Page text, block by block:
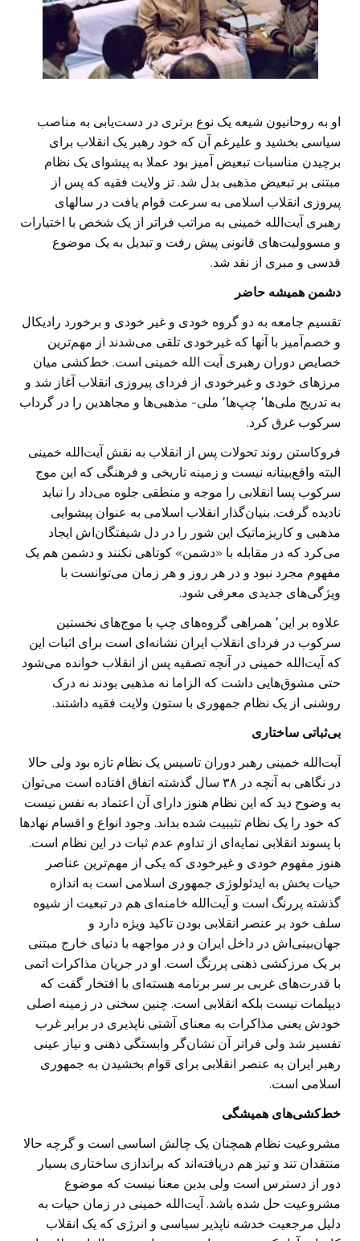
او به روحانیون شیعه یک نوع برتری در دست‌یابی به مناصب
سیاسی بخشید و علیرغم آن که خود رهبر یک انقلاب برای
برچیدن مناسبات تبعیض آمیز بود عملا به پیشوای یک نظام
مبتنی بر تبعیض مذهبی بدل شد. تز ولایت فقیه که پس از
پیروزی انقلاب اسلامی به سرعت قوام یافت در سالهای
رهبری آیت‌الله خمینی به مراتب فراتر از یک شخص با اختیارات
و مسوولیت‌های قانونی پیش رفت و تبدیل به یک موضوع
قدسی و مبری از نقد شد.
دشمن همیشه حاضر
تقسیم جامعه به دو گروه خودی و غیر خودی و برخورد رادیکال
و خصم‌آمیز با آنها که غیرخودی تلقی می‌شدند از مهم‌ترین
خصایص دوران رهبری آیت الله خمینی است. خط‌کشی‌ میان
مرزهای خودی و غیرخودی از فردای پیروزی انقلاب آغاز شد و
به تدریج ملی‌ها٬ چپ‌ها٬ ملی‌- مذهبی‌ها و مجاهدین را در گرداب
سرکوب غرق کرد.
فروکاستن روند تحولات پس از انقلاب به نقش آیت‌الله خمینی
البته واقع‌بینانه نیست و زمینه تاریخی و فرهنگی که این موج
سرکوب پسا انقلابی را موجه و منطقی جلوه می‌داد را نباید
نادیده گرفت. بنیان‌گذار انقلاب اسلامی به عنوان پیشوایی
مذهبی و کاریزماتیک این شور را در دل شیفتگان‌اش ایجاد
می‌کرد که در مقابله با «‌دشمن» کوتاهی نکنند و دشمن هم یک
مفهوم مجرد نبود و در هر روز و هر زمان می‌توانست با
ویژگی‌های جدیدی معرفی شود.
علاوه بر این٬ همراهی گروه‌های چپ با موج‌های نخستین
سرکوب در فردای انقلاب ایران نشانه‌ای است برای اثبات این
که آیت‌الله خمینی در آنچه تصفیه پس از انقلاب خوانده می‌شود
حتی مشوق‌هایی داشت که الزاما نه مذهبی بودند نه درک
روشنی از یک نظام جمهوری با ستون ولایت فقیه داشتند.
بی‌ثباتی ساختاری
آیت‌الله خمینی رهبر دوران تاسیس یک نظام تازه بود ولی حالا
در نگاهی به آنچه در ۳۸ سال گذشته اتفاق افتاده است می‌توان
به وضوح دید که این نظام هنوز دارای آن اعتماد به نفس نیست
که خود را یک نظام تثیبیت شده بداند. وجود انواع و اقسام نهادها
با پسوند انقلابی نمایه‌ای از تداوم عدم ثبات در این نظام است.
هنوز مفهوم خودی و غیرخودی که یکی از مهم‌ترین عناصر
حیات بخش به ایدئولوژی جمهوری اسلامی است به اندازه
گذشته پررنگ است و آیت‌الله خامنه‌ای هم در تبعیت از شیوه
سلف خود بر عنصر انقلابی بودن تاکید ویژه دارد و
جهان‌بینی‌اش در داخل ایران و در مواجهه با دنیای خارج مبتنی
بر یک مرزکشی ذهنی پررنگ است. او در جریان مذاکرات اتمی
با قدرت‌های غربی بر سر برنامه‌ هسته‌ای با افتخار گفت که
دیپلمات نیست بلکه انقلابی است. چنین سخنی در زمینه اصلی
خودش یعنی مذاکرات به معنای آشتی ناپذیری در برابر غرب
تفسیر شد ولی فراتر آن نشان‌گر وابستگی ذهنی و نیاز عینی
رهبر ایران به عنصر انقلابی برای قوام بخشیدن به جمهوری
اسلامی است.
خط‌کشی‌های همیشگی
مشروعیت نظام همچنان یک چالش اساسی است و گرچه حالا
منتقدان تند و تیز هم دریافته‌اند که براندازی ساختاری بسیار
دور از دسترس است ولی بدین معنا نیست که موضوع
مشروعیت حل شده باشد. آیت‌الله خمینی در زمان حیات به
دلیل مرجعیت خدشه ناپذیر سیاسی و انرژی‌ که یک انقلاب